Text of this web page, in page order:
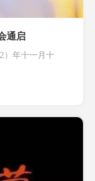
通启
十一月十